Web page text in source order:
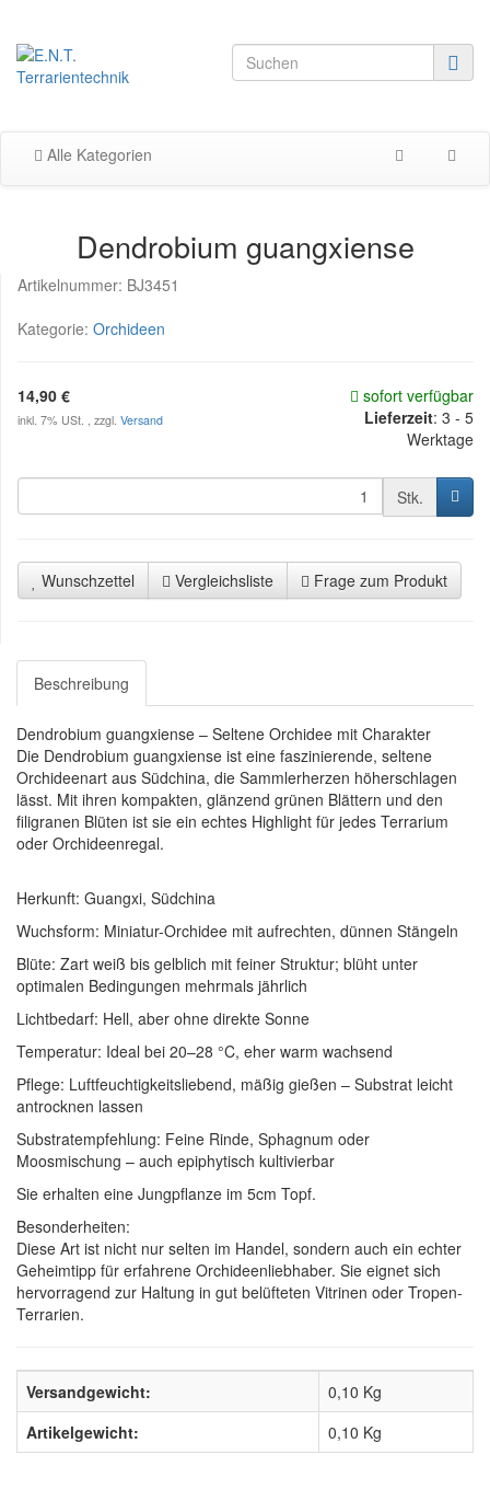
Alle Kategorien
Dendrobium guangxiense
Artikelnummer: BJ3451
Kategorie: Orchideen
14,90 €
inkl. 7% USt. , zzgl. Versand
sofort verfügbar
Lieferzeit: 3 - 5
Werktage
Stk.
Wunschzettel Vergleichsliste Frage zum Produkt
Beschreibung
Dendrobium guangxiense – Seltene Orchidee mit Charakter
Die Dendrobium guangxiense ist eine faszinierende, seltene
Orchideenart aus Südchina, die Sammlerherzen höherschlagen
lässt. Mit ihren kompakten, glänzend grünen Blättern und den
filigranen Blüten ist sie ein echtes Highlight für jedes Terrarium
oder Orchideenregal.
Herkunft: Guangxi, Südchina
Wuchsform: Miniatur-Orchidee mit aufrechten, dünnen Stängeln
Blüte: Zart weiß bis gelblich mit feiner Struktur; blüht unter
optimalen Bedingungen mehrmals jährlich
Lichtbedarf: Hell, aber ohne direkte Sonne
Temperatur: Ideal bei 20–28 °C, eher warm wachsend
Pflege: Luftfeuchtigkeitsliebend, mäßig gießen – Substrat leicht
antrocknen lassen
Substratempfehlung: Feine Rinde, Sphagnum oder
Moosmischung – auch epiphytisch kultivierbar
Sie erhalten eine Jungpflanze im 5cm Topf.
Besonderheiten:
Diese Art ist nicht nur selten im Handel, sondern auch ein echter
Geheimtipp für erfahrene Orchideenliebhaber. Sie eignet sich
hervorragend zur Haltung in gut belüfteten Vitrinen oder Tropen-
Terrarien.
Versandgewicht:
0,10 Kg
Artikelgewicht:
0,10 Kg